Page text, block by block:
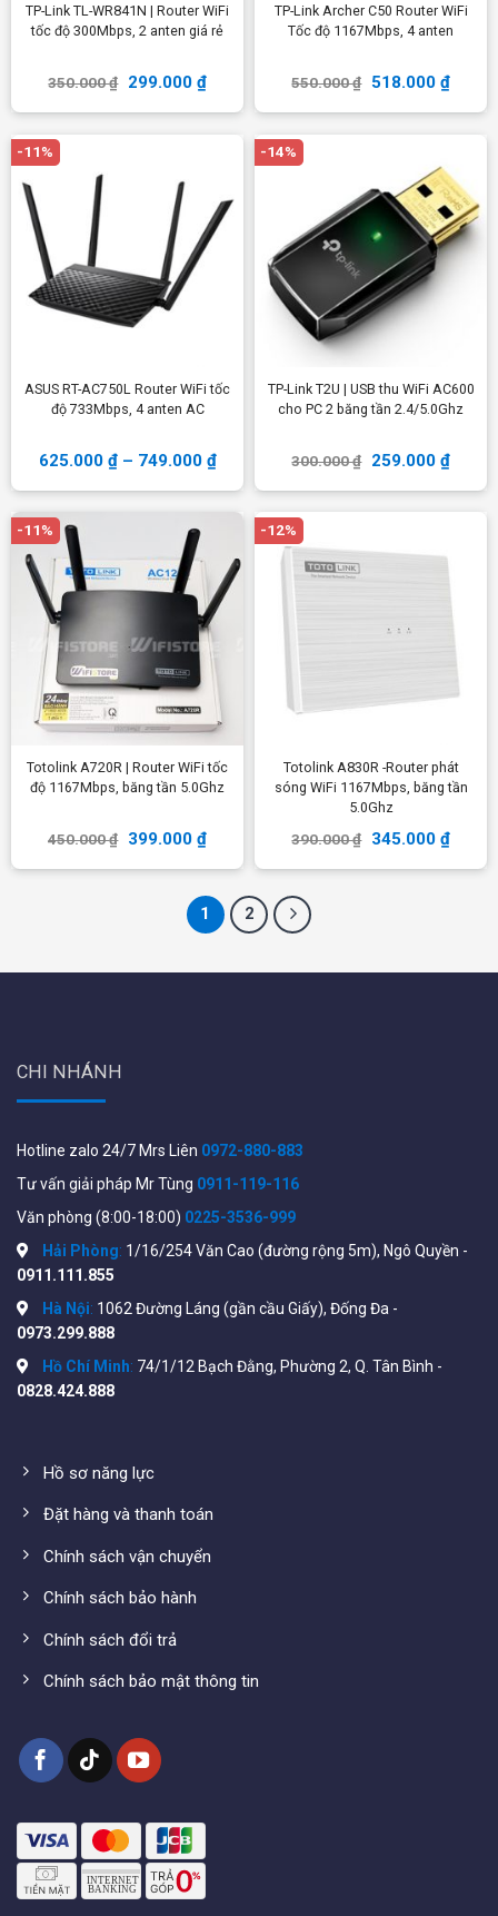
TP-Link TL-WR841N | Router WiFi
tốc độ 300Mbps, 2 anten giá rẻ
350.000₫ 299.000 ₫
TP-Link Archer C50 Router WiFi
Tốc độ 1167Mbps, 4 anten
550.000₫ 518.000 ₫
-11%
ASUS RT-AC750L Router WiFi tốc
độ 733Mbps, 4 anten AC
625.000 ₫– 749.000 ₫
-14%
TP-Link T2U | USB thu WiFi AC600
cho PC 2 băng tần 2.4/5.0Ghz
300.000₫ 259.000 ₫
-11%
Totolink A720R | Router WiFi tốc
độ 1167Mbps, băng tần 5.0Ghz
450.000₫ 399.000 ₫
-12%
Totolink A830R -Router phát
sóng WiFi 1167Mbps, băng tần
5.0Ghz
390.000₫ 345.000 ₫
1 2
CHI NHÁNH
Hotline zalo 24/7 Mrs Liên 0972-880-883
Tư vấn giải pháp Mr Tùng 0911-119-116
Văn phòng (8:00-18:00) 0225-3536-999
Hải Phòng: 1/16/254 Văn Cao (đường rộng 5m), Ngô Quyền -
0911.111.855
Hà Nội: 1062 Đường Láng (gần cầu Giấy), Đống Đa -
0973.299.888
Hồ Chí Minh: 74/1/12 Bạch Đằng, Phường 2, Q. Tân Bình -
0828.424.888
Hồ sơ năng lực
Đặt hàng và thanh toán
Chính sách vận chuyển
Chính sách bảo hành
Chính sách đổi trả
Chính sách bảo mật thông tin